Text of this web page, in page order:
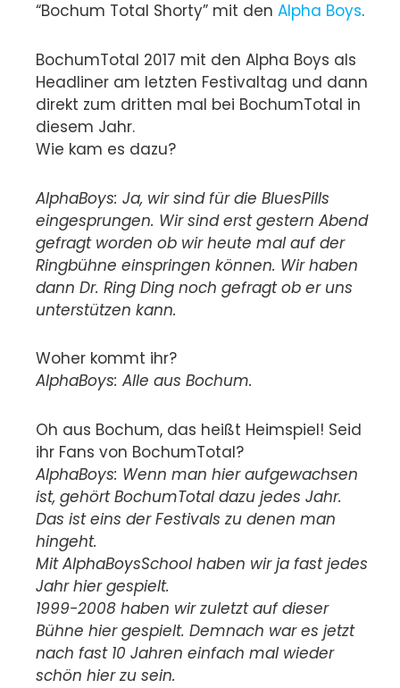
“Bochum Total Shorty” mit den Alpha Boys.
BochumTotal 2017 mit den Alpha Boys als
Headliner am letzten Festivaltag und dann
direkt zum dritten mal bei BochumTotal in
diesem Jahr.
Wie kam es dazu?
AlphaBoys: Ja, wir sind für die BluesPills
eingesprungen. Wir sind erst gestern Abend
gefragt worden ob wir heute mal auf der
Ringbühne einspringen können. Wir haben
dann Dr. Ring Ding noch gefragt ob er uns
unterstützen kann.
Woher kommt ihr?
AlphaBoys: Alle aus Bochum.
Oh aus Bochum, das heißt Heimspiel! Seid
ihr Fans von BochumTotal?
AlphaBoys: Wenn man hier aufgewachsen
ist, gehört BochumTotal dazu jedes Jahr.
Das ist eins der Festivals zu denen man
hingeht.
Mit AlphaBoysSchool haben wir ja fast jedes
Jahr hier gespielt.
1999-2008 haben wir zuletzt auf dieser
Bühne hier gespielt. Demnach war es jetzt
nach fast 10 Jahren einfach mal wieder
schön hier zu sein.